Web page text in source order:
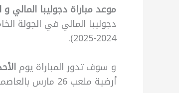
موعد مباراة دجوليبا المالي
دجوليبا المالي في الجولة
2024-2025).
و سوف تدور المباراة يوم الأحد 12
أرضية ملعب 26 مارس بالعاصمة المالية باماكو, و يتسع هذا الملعب ل 50 ألف متفرج تقريبا.